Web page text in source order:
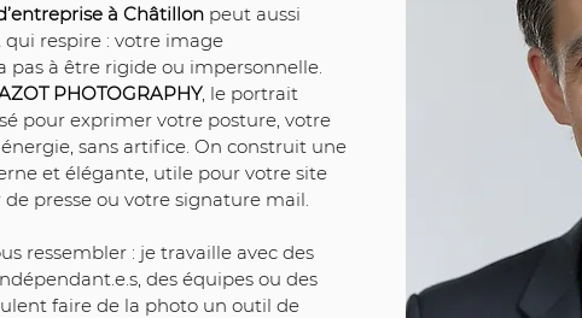
à Châtillon peut aussi
respire : votre image
pas à être rigide ou impersonnelle.
PHOTOGRAPHY, le portrait
pour exprimer votre posture, votre
sans artifice. On construit une
et élégante, utile pour votre site
de presse ou votre signature mail.
ressembler : je travaille avec des
des équipes ou des
faire de la photo un outil de